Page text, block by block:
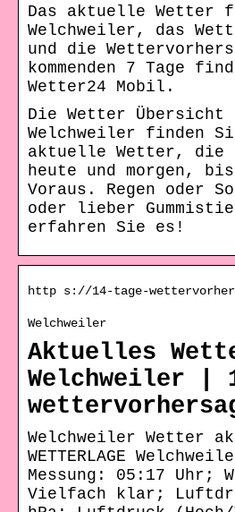
Das aktuelle Wetter
Welchweiler, das
und die
kommenden 7 Tage
Wetter24 Mobil.
Die Wetter Übersicht
Welchweiler finden
aktuelle Wetter, die
heute und morgen,
Voraus. Regen oder
oder lieber
erfahren Sie es!
http s://14-tage-
Welchweiler
Aktuelles
Welchweiler |
Welchweiler Wetter
WETTERLAGE
Messung: 05:17 Uhr;
Vielfach klar;